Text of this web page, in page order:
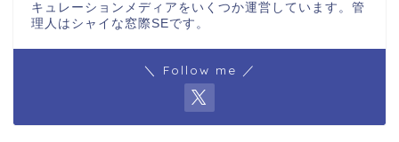
キュレーションメディアをいくつか運営しています。管
理人はシャイな窓際SEです。
＼ Follow me ／